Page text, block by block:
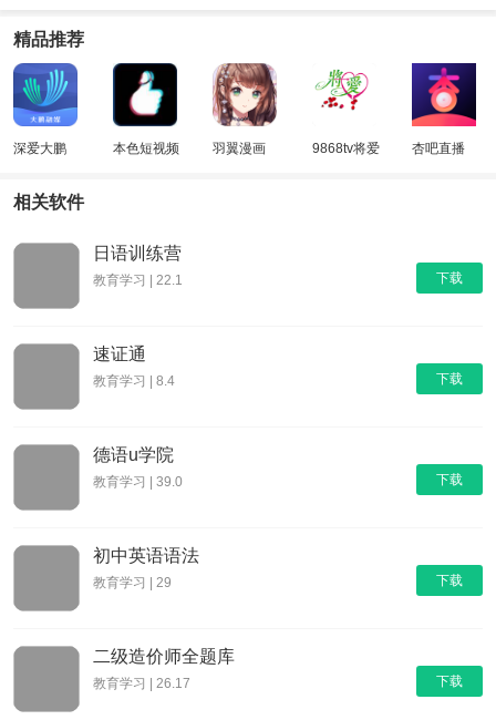
精品推荐
深爱大鹏
本色短视频
羽翼漫画
9868tv将爱
杏吧直播
相关软件
下载
日语训练营
教育学习 | 22.1
下载
速证通
教育学习 | 8.4
下载
德语u学院
教育学习 | 39.0
下载
初中英语语法
教育学习 | 29
下载
二级造价师全题库
教育学习 | 26.17